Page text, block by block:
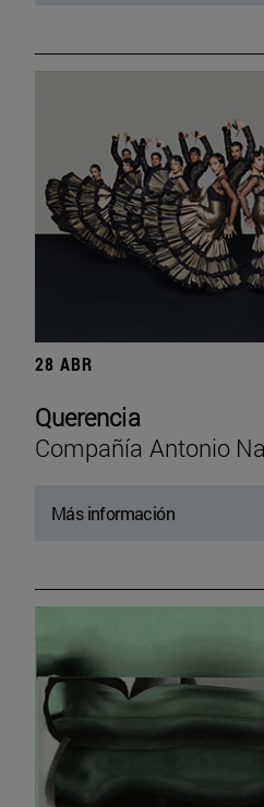
28 ABR
Querencia
Compañía Antonio
Más información